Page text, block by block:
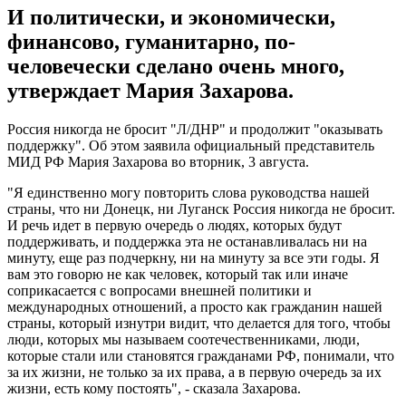
И политически, и экономически,
финансово, гуманитарно, по-
человечески сделано очень много,
утверждает Мария Захарова.
Россия никогда не бросит "Л/ДНР" и продолжит "оказывать
поддержку". Об этом заявила официальный представитель
МИД РФ Мария Захарова во вторник, 3 августа.
"Я единственно могу повторить слова руководства нашей
страны, что ни Донецк, ни Луганск Россия никогда не бросит.
И речь идет в первую очередь о людях, которых будут
поддерживать, и поддержка эта не останавливалась ни на
минуту, еще раз подчеркну, ни на минуту за все эти годы. Я
вам это говорю не как человек, который так или иначе
соприкасается с вопросами внешней политики и
международных отношений, а просто как гражданин нашей
страны, который изнутри видит, что делается для того, чтобы
люди, которых мы называем соотечественниками, люди,
которые стали или становятся гражданами РФ, понимали, что
за их жизни, не только за их права, а в первую очередь за их
жизни, есть кому постоять", - сказала Захарова.